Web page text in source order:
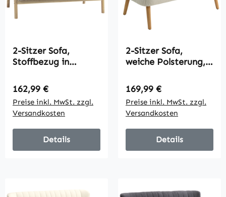
2-Sitzer Sofa,
Stoffbezug in
kompakt, bis 200
kg, Holzrahmen,
123L x 69B x 74H
cm, Beige
Regulärer Preis:
162,99 €
Preise inkl. MwSt. zzgl.
Versandkosten
Details
2-Sitzer Sofa,
weiche Polsterung,
Bezug, bis 150 kg
belastbar, 117 x
56,5 x 77 cm,
Cremeweiß
Regulärer Preis:
169,99 €
Preise inkl. MwSt. zzgl.
Versandkosten
Details